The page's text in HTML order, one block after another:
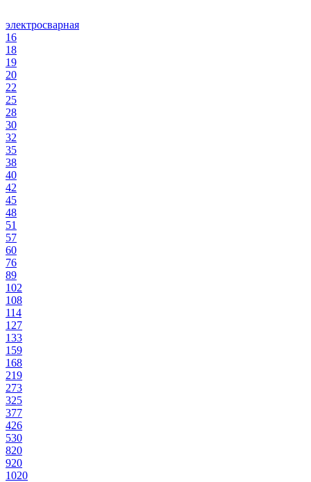
электросварная
16
18
19
20
22
25
28
30
32
35
38
40
42
45
48
51
57
60
76
89
102
108
114
127
133
159
168
219
273
325
377
426
530
820
920
1020